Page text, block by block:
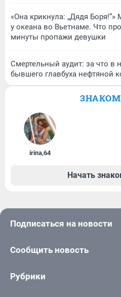
«Она крикнула: „Дядя
у океана во Вьетнаме. Что
минуты пропажи девушки
Смертельный аудит: за что в
бывшего главбуха нефтяной
irina,64
Начать
Подписаться на новости
Сообщить новость
Рубрики